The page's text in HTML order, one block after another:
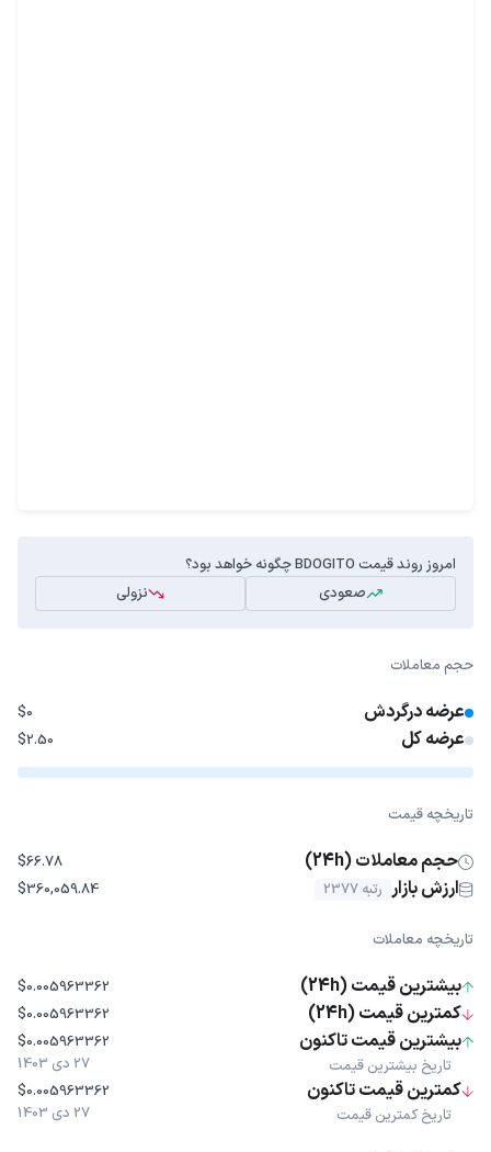
امروز روند قیمت BDOGITO چگونه خواهد بود؟
صعودی
نزولی
حجم معاملات
عرضه درگردش $0
عرضه کل $2.50
تاریخچه قیمت
حجم معاملات (24h) $66.78
ارزش بازار رتبه 2377 $360,059.84
تاریخچه معاملات
بیشترین قیمت (24h) $0.005963362
کمترین قیمت (24h) $0.005963362
بیشترین قیمت تاکنون
تاریخ بیشترین قیمت
$0.005963362
27 دی 1403
کمترین قیمت تاکنون
تاریخ کمترین قیمت
$0.005963362
27 دی 1403